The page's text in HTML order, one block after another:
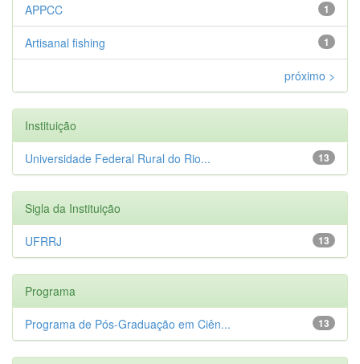
1
APPCC
1
Artisanal fishing
próximo >
Instituição
13
Universidade Federal Rural do Rio...
Sigla da Instituição
13
UFRRJ
Programa
13
Programa de Pós-Graduação em Ciên...